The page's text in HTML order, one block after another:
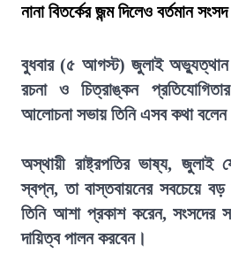
নানা বিতর্কের জন্ম দিলেও বর্তমান
বুধবার (৫ আগস্ট) জুলাই
রচনা ও চিত্রাঙ্কন
আলোচনা সভায় তিনি এসব কথা
অস্থায়ী রাষ্ট্রপতির ভাষ্য, জুলাই
স্বপ্ন, তা বাস্তবায়নের সবচেয়ে বড়
তিনি আশা প্রকাশ করেন, সংসদের
দায়িত্ব পালন করবেন।